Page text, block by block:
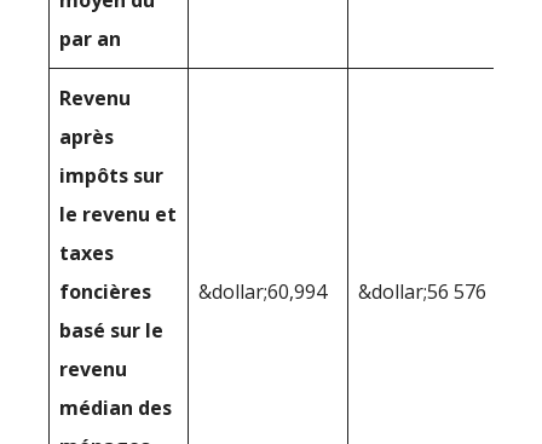
par an
Revenu
après
impôts sur
le revenu et
taxes
foncières
basé sur le
revenu
médian des
&dollar;60,994 &dollar;56 576